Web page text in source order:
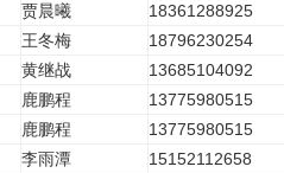
贾晨曦
18361288925
王冬梅
18796230254
黄继战
13685104092
鹿鹏程
13775980515
鹿鹏程
13775980515
李雨潭 15152112658